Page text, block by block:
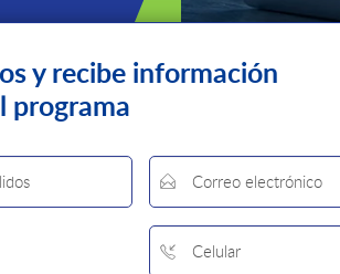
y recibe información
programa